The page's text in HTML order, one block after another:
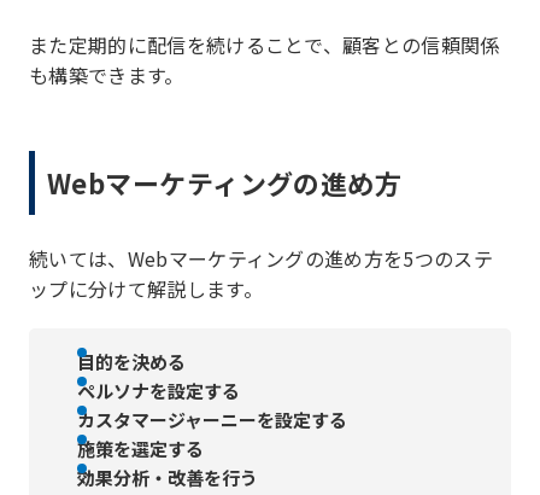
また定期的に配信を続けることで、顧客との信頼関係
も構築できます。
Webマーケティングの進め方
続いては、Webマーケティングの進め方を5つのステ
ップに分けて解説します。
目的を決める
ペルソナを設定する
カスタマージャーニーを設定する
施策を選定する
効果分析・改善を行う